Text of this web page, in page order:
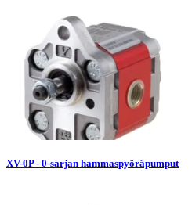
XV-0P - 0-sarjan hammaspyöräpumput